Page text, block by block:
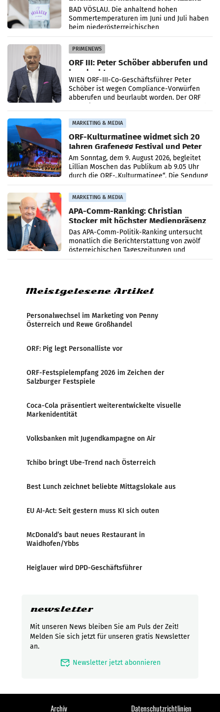
Österreichs
BAD VÖSLAU. Die anhaltend hohen
Sommertemperaturen im Juni und Juli haben
beim niederösterreichischen
Getränkehersteller Vöslauer zu deutlichen
Absatzzuwächsen geführt. Während
PRIMENEWS
ORF III: Peter Schöber abberufen und
beurlaubt
WIEN ORF-III-Co-Geschäftsführer Peter
Schöber ist wegen Compliance-Vorwürfen
abberufen und beurlaubt worden. Der ORF
MARKETING & MEDIA
ORF-Kulturmatinee widmet sich 20
Jahren Grafenegg Festival und Peter
Simonischek
Am Sonntag, dem 9. August 2026, begleitet
Lillian Moschen das Publikum ab 9.05 Uhr
durch die ORF-„Kulturmatinee“. Die Sendung
startet mit der Dokumentation „20 Jahre
Grafenegg
MARKETING & MEDIA
APA-Comm-Ranking: Christian
Stocker mit höchster Medienpräsenz
im Juli
Das APA-Comm-Politik-Ranking untersucht
monatlich die Berichterstattung von zwölf
österreichischen Tageszeitungen und
analysiert, welche Politikerinnen und
Meistgelesene Artikel
Personalwechsel im Marketing von Penny
Österreich und Rewe Großhandel
ORF: Pig legt Personalliste vor
ORF-Festspielempfang 2026 im Zeichen der
Salzburger Festspiele
Coca-Cola präsentiert weiterentwickelte visuelle
Markenidentität
Volksbanken mit Jugendkampagne on Air
Tchibo bringt Ube-Trend nach Österreich
Best Lunch zeichnet beliebte Mittagslokale aus
EU AI-Act: Seit gestern muss KI sich outen
McDonald’s baut neues Restaurant in
Waidhofen/Ybbs
Heiglauer wird DPD-Geschäftsführer
newsletter
Mit unseren News bleiben Sie am Puls der Zeit!
Melden Sie sich jetzt für unseren gratis Newsletter
an.
mark_email_read Newsletter jetzt abonnieren
Archiv Datenschutzrichtlinien